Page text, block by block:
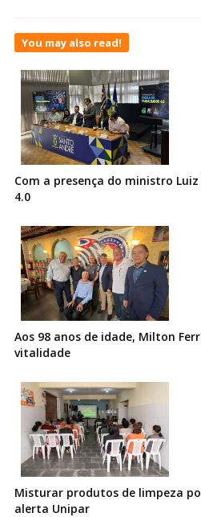
You may also read!
Com a presença do ministro
4.0
Aos 98 anos de idade, Milton
vitalidade
Misturar produtos de limpeza
alerta Unipar